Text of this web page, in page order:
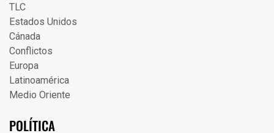
TLC
Estados Unidos
Cánada
Conflictos
Europa
Latinoamérica
Medio Oriente
POLÍTICA